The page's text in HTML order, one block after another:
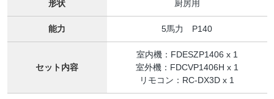
形状 厨房用
能力 5馬力 P140
セット内容
室内機：FDESZP1406 x 1
室外機：FDCVP1406H x 1
リモコン：RC-DX3D x 1